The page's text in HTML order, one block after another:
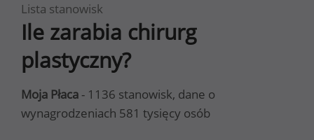
Lista stanowisk
Ile zarabia chirurg
plastyczny?
Moja Płaca - 1136 stanowisk, dane o
wynagrodzeniach 581 tysięcy osób